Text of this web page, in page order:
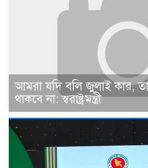
আমরা যদি বলি জুলাই কার,
থাকবে না: স্বরাষ্ট্রমন্ত্রী